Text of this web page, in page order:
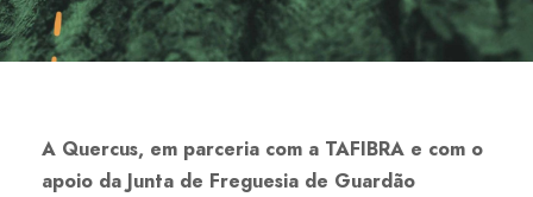
A Quercus, em parceria com a TAFIBRA e com o
apoio da Junta de Freguesia de Guardão